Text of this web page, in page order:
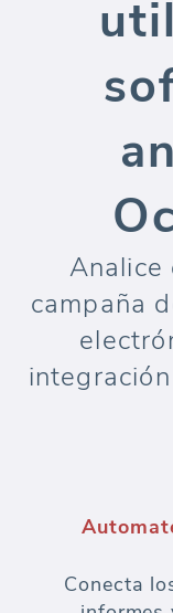
Analice
campaña
Conecta